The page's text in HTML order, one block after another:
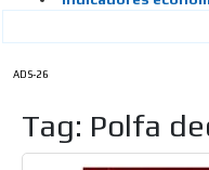
ADS-26
Tag: Polfa